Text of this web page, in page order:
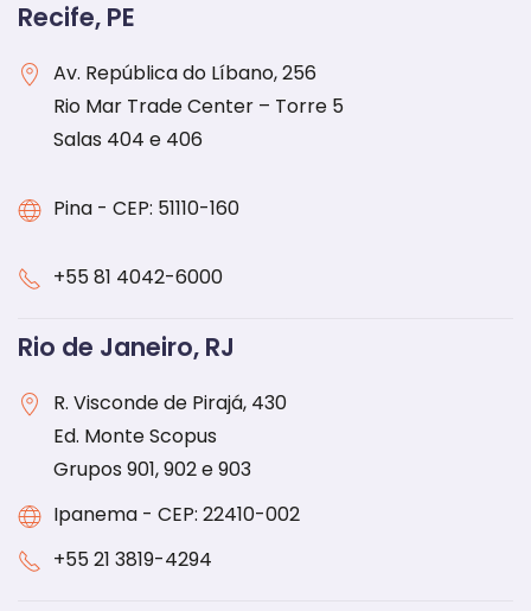
Recife, PE
Av. República do Líbano, 256
Rio Mar Trade Center – Torre 5
Salas 404 e 406
Pina - CEP: 51110-160
+55 81 4042-6000
Rio de Janeiro, RJ
R. Visconde de Pirajá, 430
Ed. Monte Scopus
Grupos 901, 902 e 903
Ipanema - CEP: 22410-002
+55 21 3819-4294